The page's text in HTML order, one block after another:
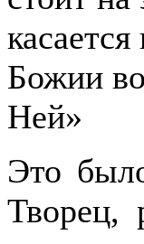
Божии
Ней»
Это
Творец,